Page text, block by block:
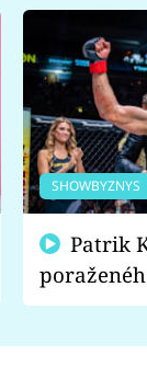
SHOWBYZNYS
fanoušci